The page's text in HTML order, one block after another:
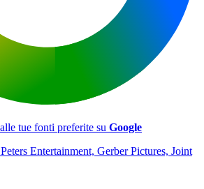
tue fonti preferite su Google
Entertainment, Gerber Pictures, Joint